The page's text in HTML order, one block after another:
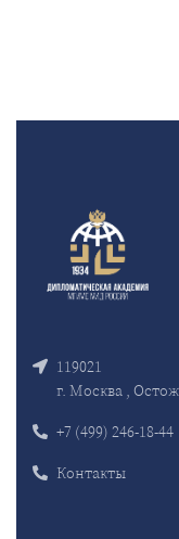
119021
г. Москва ,
+7 (499) 246-18-44
Контакты